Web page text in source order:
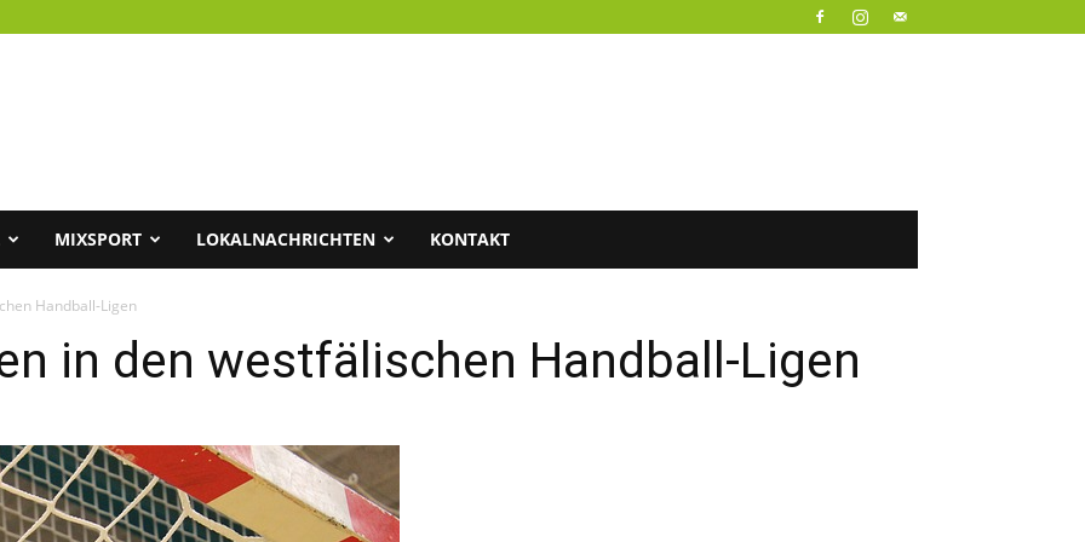
MIXSPORT LOKALNACHRICHTEN KONTAKT
Handball-Ligen
in den westfälischen Handball-Ligen